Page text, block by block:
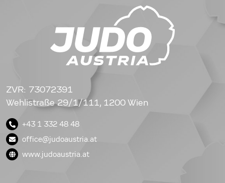
ZVR: 73072391
Wehlistraße 29/1/111, 1200 Wien
+43 1 332 48 48
office@judoaustria.at
www.judoaustria.at